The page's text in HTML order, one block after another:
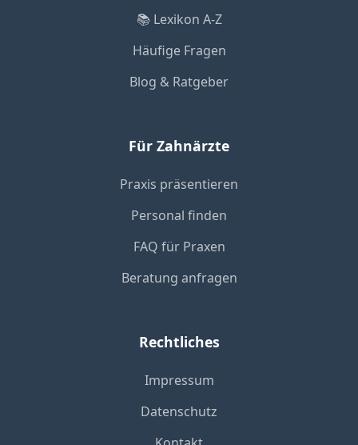
📚 Lexikon A-Z
Häufige Fragen
Blog & Ratgeber
Für Zahnärzte
Praxis präsentieren
Personal finden
FAQ für Praxen
Beratung anfragen
Rechtliches
Impressum
Datenschutz